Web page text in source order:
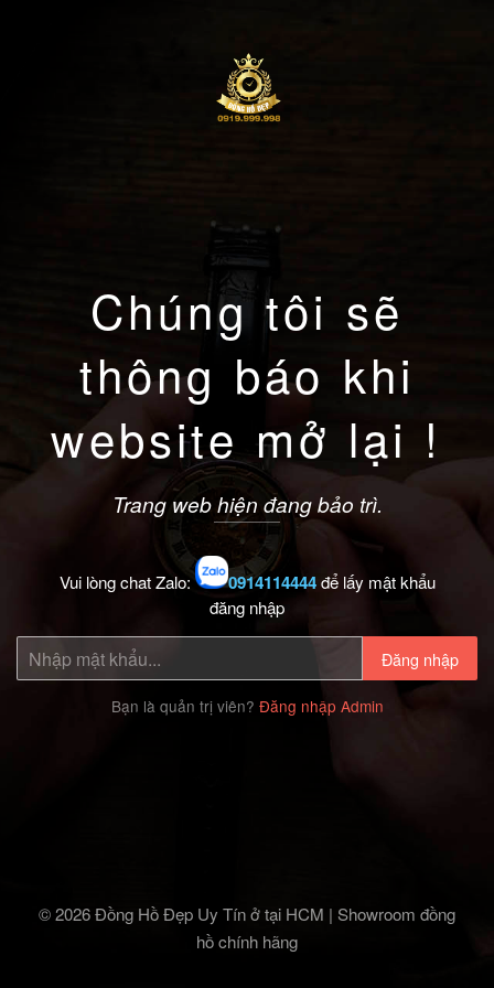
Chúng tôi sẽ
thông báo khi
website mở lại !
Trang web hiện đang bảo trì.
Vui lòng chat Zalo: 0914114444để lấy mật khẩu
đăng nhập
Đăng nhập
Bạn là quản trị viên? Đăng nhập Admin
© 2026 Đồng Hồ Đẹp Uy Tín ở tại HCM | Showroom đồng
hồ chính hãng‎